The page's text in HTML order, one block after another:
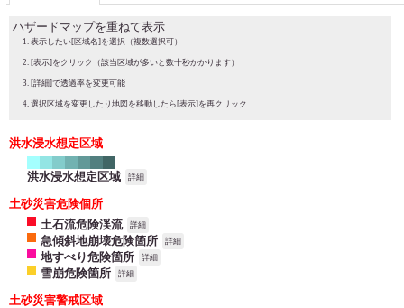
ハザードマップを重ねて表示
表示したい[区域名]を選択（複数選択可）
[表示]をクリック（該当区域が多いと数十秒かかります）
[詳細]で透過率を変更可能
選択区域を変更したり地図を移動したら[表示]を再クリック
洪水浸水想定区域
洪水浸水想定区域 詳細
土砂災害危険個所
土石流危険渓流
詳細
急傾斜地崩壊危険箇所 詳細
地すべり危険箇所 詳細
雪崩危険箇所 詳細
土砂災害警戒区域